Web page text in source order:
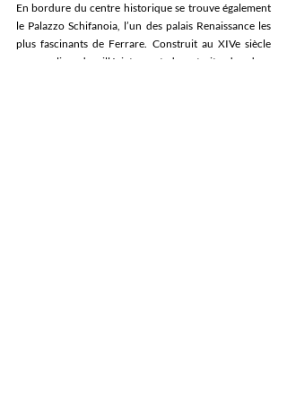
En bordure du centre historique se trouve également
le Palazzo Schifanoia, l’un des palais Renaissance les
plus fascinants de Ferrare. Construit au XIVe siècle
comme lieu de villégiature et de retraite des ducs